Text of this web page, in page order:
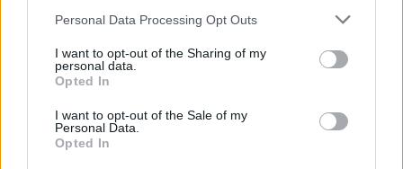
Personal Data Processing Opt Outs
I want to opt-out of the Sharing of my
personal data.
Opted In
I want to opt-out of the Sale of my
Personal Data.
Opted In
Китай си построи свой курорт
Санторини
03.08.2026 / 18:36